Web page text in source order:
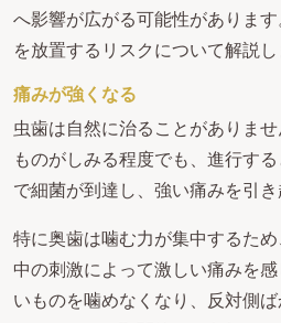
へ影響が広がる可能性がありま
を放置するリスクについて解説し
痛みが強くなる
虫歯は自然に治ることがありま
ものがしみる程度でも、進行す
で細菌が到達し、強い痛みを引き
特に奥歯は噛む力が集中するた
中の刺激によって激しい痛みを
いものを噛めなくなり、反対側